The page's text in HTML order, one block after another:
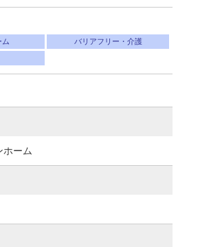
ム バリアフリー・介護
ホーム